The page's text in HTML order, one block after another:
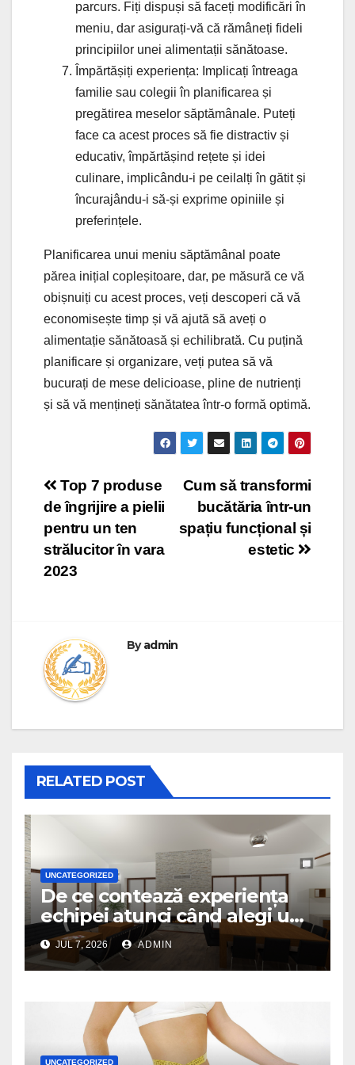
parcurs. Fiți dispuși să faceți modificări în
meniu, dar asigurați-vă că rămâneți fideli
principiilor unei alimentații sănătoase.
Împărtășiți experiența: Implicați întreaga
familie sau colegii în planificarea și
pregătirea meselor săptămânale. Puteți
face ca acest proces să fie distractiv și
educativ, împărtășind rețete și idei
culinare, implicându-i pe ceilalți în gătit și
încurajându-i să-și exprime opiniile și
preferințele.
Planificarea unui meniu săptămânal poate
părea inițial copleșitoare, dar, pe măsură ce vă
obișnuiți cu acest proces, veți descoperi că vă
economisește timp și vă ajută să aveți o
alimentație sănătoasă și echilibrată. Cu puțină
planificare și organizare, veți putea să vă
bucurați de mese delicioase, pline de nutrienți
și să vă mențineți sănătatea într-o formă optimă.
Post
navigation
Cum să transformi
bucătăria într-un
spațiu funcțional și
estetic
Top 7 produse
de îngrijire a pielii
pentru un ten
strălucitor în vara
2023
Byadmin
RELATED POST
UNCATEGORIZED
De ce contează experiența
echipei atunci când alegi un
birou de arhitectură
JUL 7, 2026 ADMIN
UNCATEGORIZED